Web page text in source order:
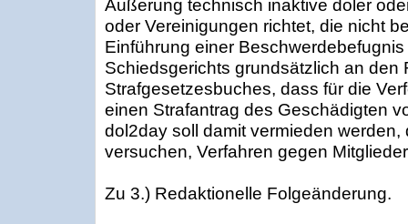
Äußerung technisch inaktive doler
oder Vereinigungen richtet, die nicht
Einführung einer
Schiedsgerichts grundsätzlich an den
Strafgesetzesbuches, dass für die
einen Strafantrag des Geschädigten
dol2day soll damit vermieden
versuchen, Verfahren gegen
Zu 3.) Redaktionelle Folgeänderung.